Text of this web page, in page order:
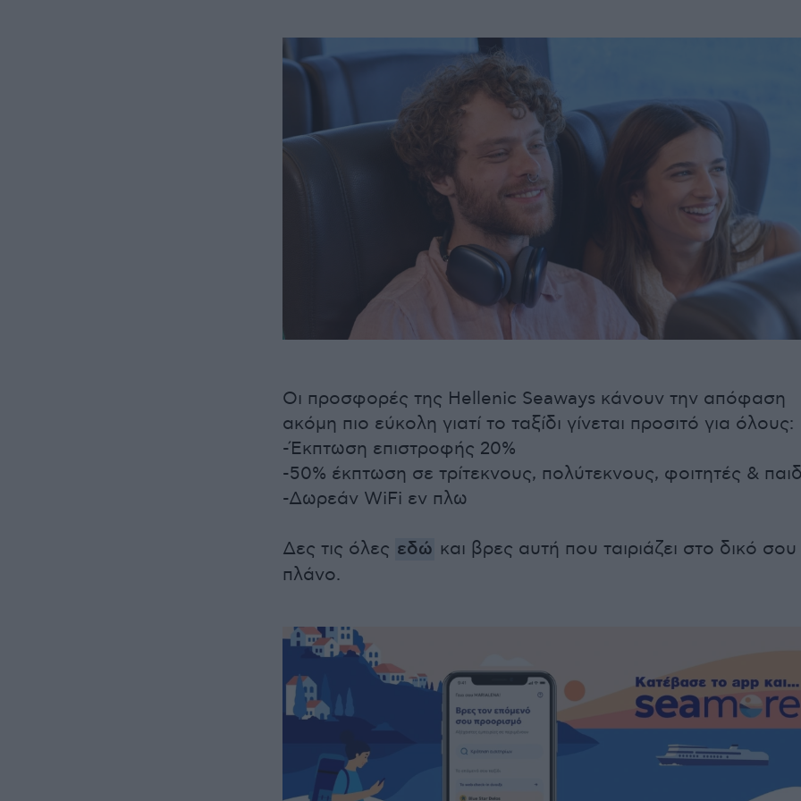
Οι προσφορές της Hellenic Seaways κάνουν την απόφαση
ακόμη πιο εύκολη γιατί το ταξίδι γίνεται προσιτό για όλους:
-Έκπτωση επιστροφής 20%
-50% έκπτωση σε τρίτεκνους, πολύτεκνους, φοιτητές &
-Δωρεάν WiFi εν πλω
Δες τις όλες εδώ και βρες αυτή που ταιριάζει στο δικό σου
πλάνο.